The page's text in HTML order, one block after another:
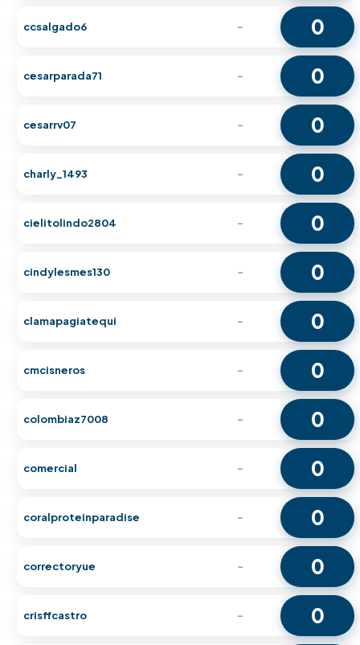
ccsalgado6 - 0
cesarparada71 - 0
cesarrv07 - 0
charly_1493 - 0
cielitolindo2804 - 0
cindylesmes130 - 0
clamapagiatequi - 0
cmcisneros - 0
colombiaz7008 - 0
comercial - 0
coralproteinparadise - 0
correctoryue - 0
crisffcastro - 0